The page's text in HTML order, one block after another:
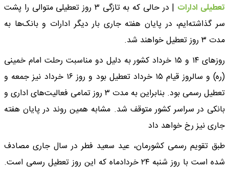
تعطیلی ادارات
| در حالی که به تازگی ۳ روز تعطیلی متوالی را پشت
سر گذاشته‌ایم، در پایان هفته جاری بار دیگر ادارات و بانک‌ها به
مدت ۳ روز تعطیل خواهند شد.
روزهای ۱۴ و ۱۵ خرداد کشور به دلیل دو مناسبت رحلت امام خمینی
(ره) و سالروز قیام ۱۵ خرداد تعطیل بود و روز ۱۶ خرداد نیز جمعه و
تعطیل رسمی بود. بنابراین به مدت ۳ روز تمامی فعالیت‌های اداری و
بانکی در سراسر کشور متوقف شد. مشابه همین روند در پایان هفته
جاری نیز رخ خواهد داد
طبق تقویم رسمی کشورمان، عید سعید فطر در سال جاری مصادف
شده است با روز شنبه ۲۴ خردادماه که این روز تعطیل رسمی است.